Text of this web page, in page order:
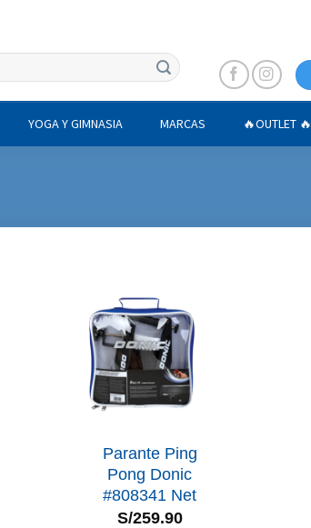
YOGA Y GIMNASIA MARCAS 🔥OUTLET 🔥
Parante Ping
Pong Donic
#808341 Net
S/259.90